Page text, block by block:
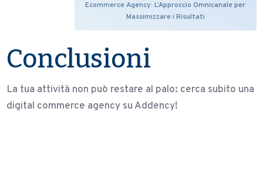
Ecommerce Agency: L’Approccio Omnicanale per
Massimizzare i Risultati
Conclusioni
La tua attività non può restare al palo: cerca subito una
digital commerce agency su Addency!